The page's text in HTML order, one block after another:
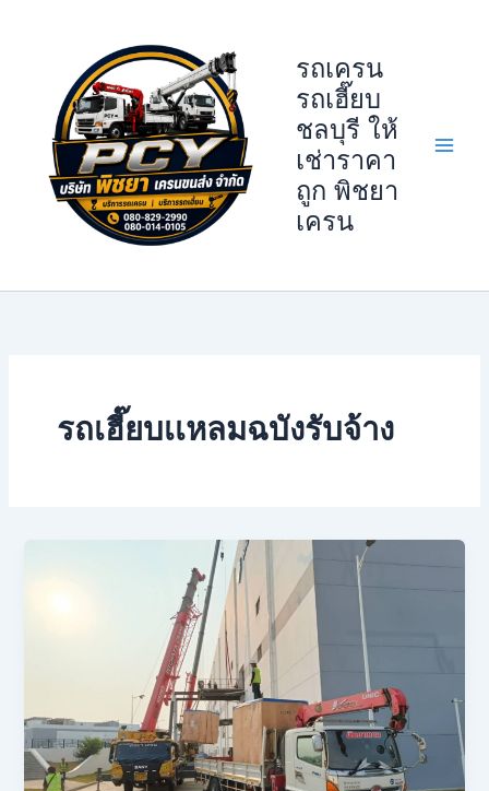
รถเครน
รถเฮี๊ยบ
ชลบุรี ให้
เช่าราคา
ถูก พิชยา
เครน
รถเฮี๊ยบเเหลมฉบังรับจ้าง